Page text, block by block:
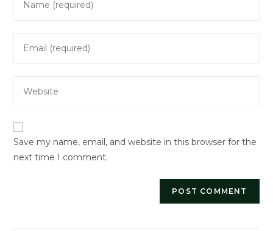
your
comment
your
address
your
URL
(optional)
Save my name, email, and website in this browser for the
next time I comment.